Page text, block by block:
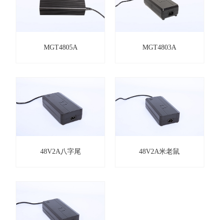
MGT4805A MGT4803A
48V2A八字尾 48V2A米老鼠